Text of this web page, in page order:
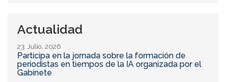
Actualidad
23 Julio, 2026
Participa en la jornada sobre la formación de
periodistas en tiempos de la IA organizada por el
Gabinete